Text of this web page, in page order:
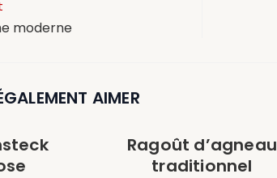
moderne
AIMER
Ragoût d’agneau
traditionnel